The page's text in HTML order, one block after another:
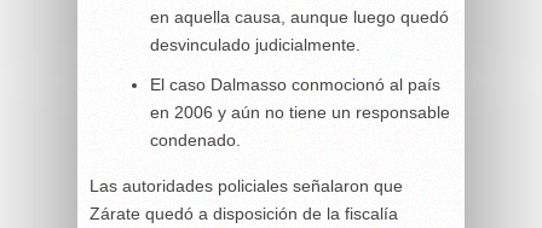
en aquella causa, aunque luego quedó
desvinculado judicialmente.
El caso Dalmasso conmocionó al país
en 2006 y aún no tiene un responsable
condenado.
Las autoridades policiales señalaron que
Zárate quedó a disposición de la fiscalía